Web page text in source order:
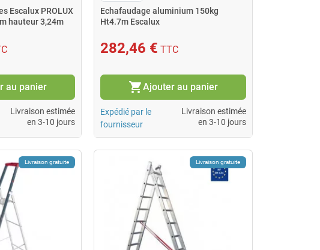
Escalux PROLUX
hauteur 3,24m
au panier
Livraison estimée
en 3-10 jours
Echafaudage aluminium 150kg
Ht4.7m Escalux
282,46 € TTC
shopping_cartAjouter au panier
Expédié par le
fournisseur
Livraison estimée
en 3-10 jours
Livraison gratuite Livraison gratuite